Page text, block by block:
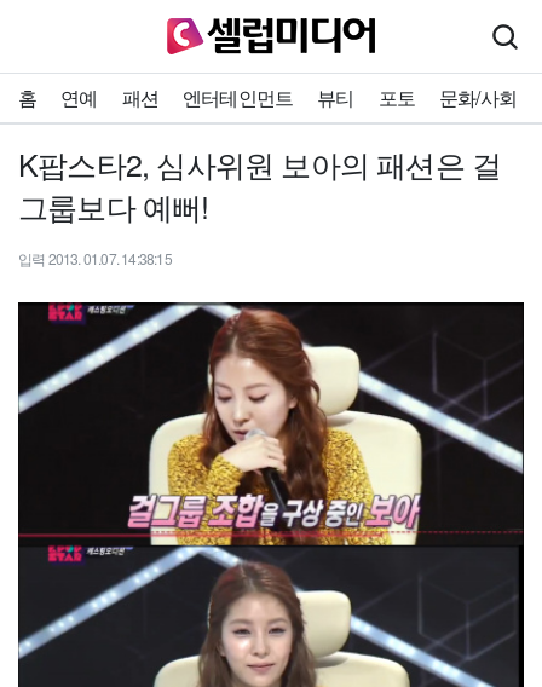
홈 연예 패션 엔터테인먼트 뷰티 포토 문화/사회
K팝스타2, 심사위원 보아의 패션은 걸
그룹보다 예뻐!
입력 2013. 01.07. 14:38:15